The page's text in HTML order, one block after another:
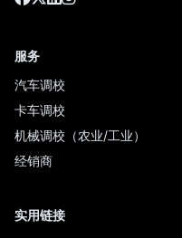
服务
汽车调校
卡车调校
机械调校（农业/工业）
经销商
实用链接